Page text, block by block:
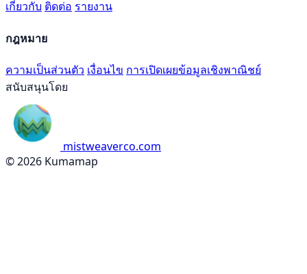
เกี่ยวกับ ติดต่อ รายงาน
กฎหมาย
ความเป็นส่วนตัว เงื่อนไข การเปิดเผยข้อมูลเชิงพาณิชย์
สนับสนุนโดย
mistweaverco.com
© 2026 Kumamap